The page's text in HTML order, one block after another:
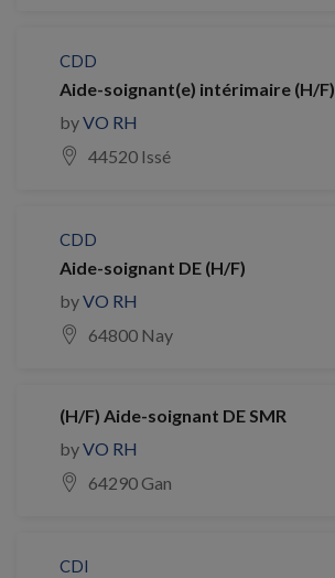
CDD
Aide-soignant(e) intérimaire (H/F)
byVO RH
44520 Issé
CDD
Aide-soignant DE (H/F)
byVO RH
64800 Nay
(H/F) Aide-soignant DE SMR
byVO RH
64290 Gan
CDI